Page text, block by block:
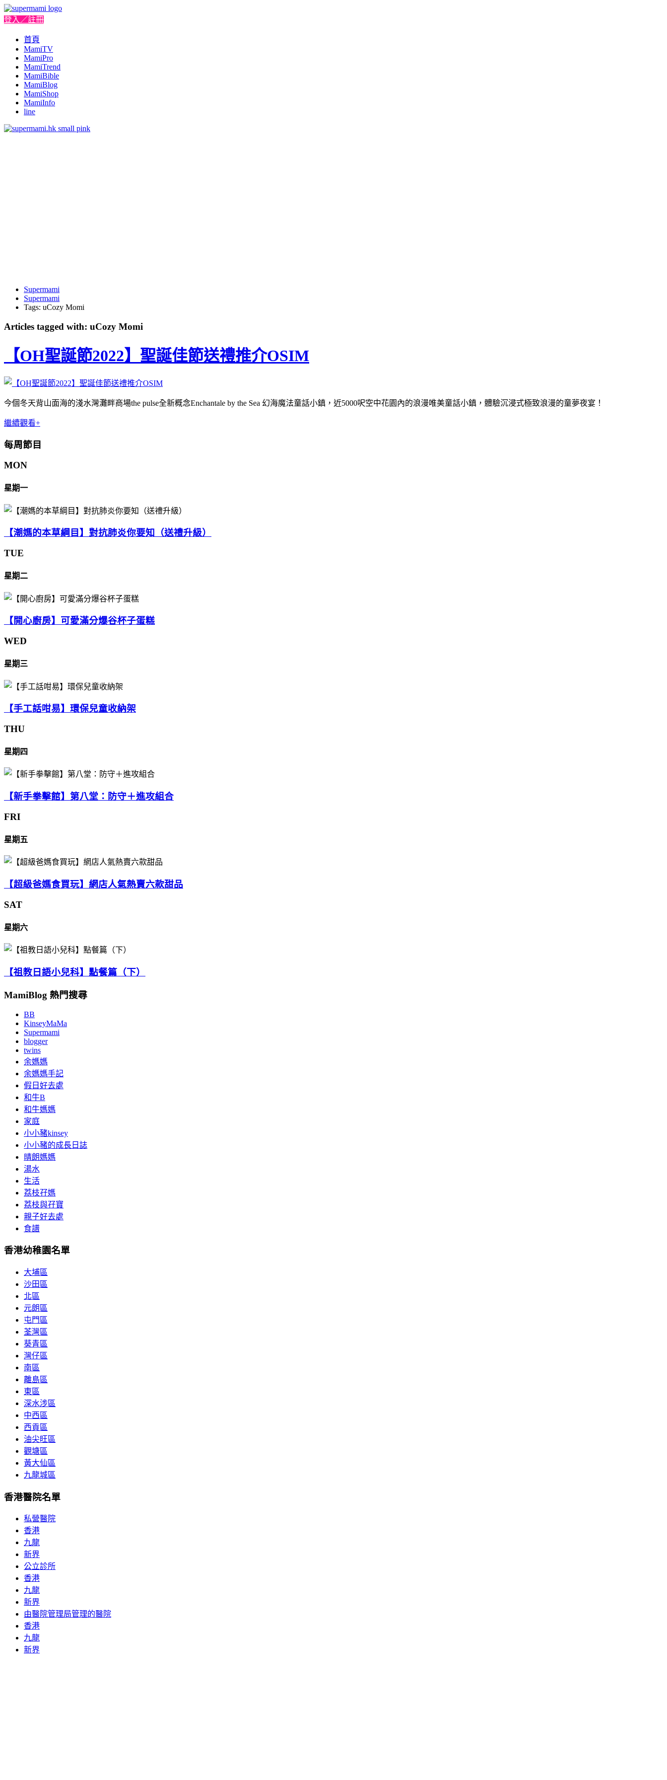
登入／註冊
首頁
MamiTV
MamiPro
MamiTrend
MamiBible
MamiBlog
MamiShop
MamiInfo
line
Supermami
Supermami
Tags: uCozy Momi
Articles tagged with: uCozy Momi
【OH聖誕節2022】聖誕佳節送禮推介OSIM
今個冬天背山面海的淺水灣灘畔商場the pulse全新概念Enchantale by the Sea 幻海魔法童話小鎮，近5000呎空中花園內的浪漫唯美童話小鎮，體驗沉浸式極致浪漫的童夢夜宴！
繼續觀看+
每周節目
MON
星期一
【潮媽的本草綱目】對抗肺炎你要知（送禮升級）
TUE
星期二
【開心廚房】可愛滿分爆谷杯子蛋糕
WED
星期三
【手工話咁易】環保兒童收納架
THU
星期四
【新手拳擊館】第八堂：防守＋進攻組合
FRI
星期五
【超級爸媽食買玩】網店人氣熱賣六款甜品
SAT
星期六
【祖教日語小兒科】點餐篇（下）
MamiBlog 熱門搜尋
BB
KinseyMaMa
Supermami
blogger
twins
余媽媽
余媽媽手記
假日好去處
和牛B
和牛媽媽
家庭
小小豬kinsey
小小豬的成長日誌
晴朗媽媽
湯水
生活
荔枝孖媽
荔枝與孖寶
親子好去處
食譜
香港幼稚園名單
大埔區
沙田區
北區
元朗區
屯門區
荃灣區
葵青區
灣仔區
南區
離島區
東區
深水涉區
中西區
西貢區
油尖旺區
觀塘區
黃大仙區
九龍城區
香港醫院名單
私營醫院
香港
九龍
新界
公立診所
香港
九龍
新界
由醫院管理局管理的醫院
香港
九龍
新界